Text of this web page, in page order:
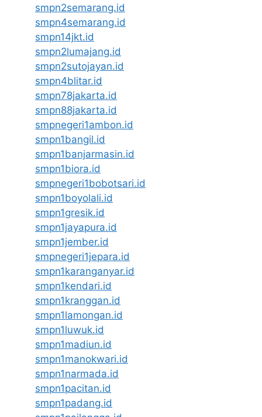
smpn2semarang.id
smpn4semarang.id
smpn14jkt.id
smpn2lumajang.id
smpn2sutojayan.id
smpn4blitar.id
smpn78jakarta.id
smpn88jakarta.id
smpnegeri1ambon.id
smpn1bangil.id
smpn1banjarmasin.id
smpn1biora.id
smpnegeri1bobotsari.id
smpn1boyolali.id
smpn1gresik.id
smpn1jayapura.id
smpn1jember.id
smpnegeri1jepara.id
smpn1karanganyar.id
smpn1kendari.id
smpn1kranggan.id
smpn1lamongan.id
smpn1luwuk.id
smpn1madiun.id
smpn1manokwari.id
smpn1narmada.id
smpn1pacitan.id
smpn1padang.id